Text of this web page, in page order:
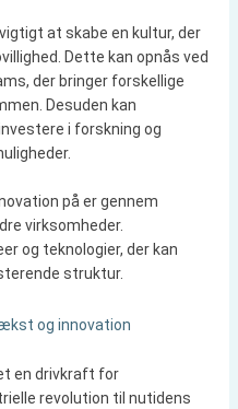
at skabe en kultur, der
Dette kan opnås ved
der bringer forskellige
Desuden kan
i forskning og
på er gennem
virksomheder.
og teknologier, der kan
struktur.
og innovation
en drivkraft for
revolution til nutidens